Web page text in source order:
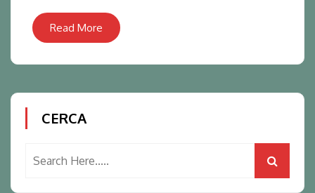
Read More
CERCA